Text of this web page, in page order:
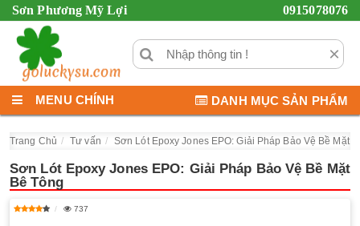
Sơn Phương Mỹ Lợi 0915078076
×
MENU CHÍNH DANH MỤC SẢN PHẨM
Trang Chủ Tư vấn Sơn Lót Epoxy Jones EPO: Giải Pháp Bảo Vệ Bề Mặt
Sơn Lót Epoxy Jones EPO: Giải Pháp Bảo Vệ Bề Mặt
Bê Tông
737